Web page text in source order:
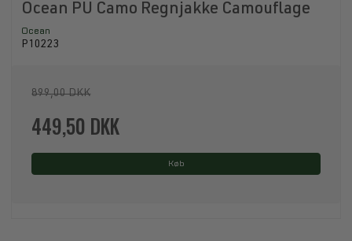
Ocean PU Camo Regnjakke Camouflage
Ocean
P10223
899,00 DKK
449,50 DKK
Køb